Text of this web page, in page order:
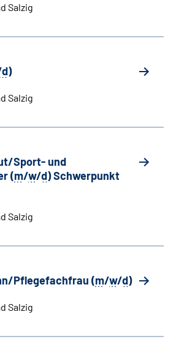
Salzig
)
Salzig
Sport- und
(m/w/d) Schwerpunkt
Salzig
Pflegefachfrau (m/w/d)
Salzig